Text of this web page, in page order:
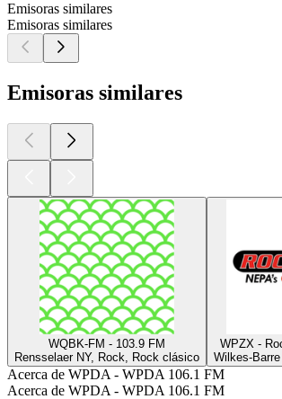
Emisoras similares
Emisoras similares
Emisoras similares
WQBK-FM - 103.9 FM
Rensselaer NY, Rock, Rock clásico
WPZX -
Wilkes-
Acerca de WPDA - WPDA 106.1 FM
Acerca de WPDA - WPDA 106.1 FM